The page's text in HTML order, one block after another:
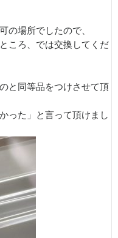
の場所でしたので、
ころ、では交換してくだ
と同等品をつけさせて頂
った」と言って頂けまし